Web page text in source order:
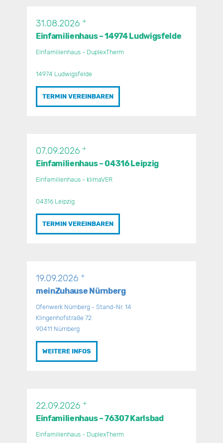
31.08.2026 +
Einfamilienhaus – 14974 Ludwigsfelde
Einfamilienhaus - DuplexTherm
14974 Ludwigsfelde
TERMIN VEREINBAREN
07.09.2026 +
Einfamilienhaus – 04316 Leipzig
Einfamilienhaus - klimaVER
04316 Leipzig
TERMIN VEREINBAREN
19.09.2026 +
meinZuhause Nürnberg
Ofenwerk Nürnberg - Stand-Nr. 14
Klingenhofstraße 72
90411 Nürnberg
WEITERE INFOS
22.09.2026 +
Einfamilienhaus – 76307 Karlsbad
Einfamilienhaus - DuplexTherm